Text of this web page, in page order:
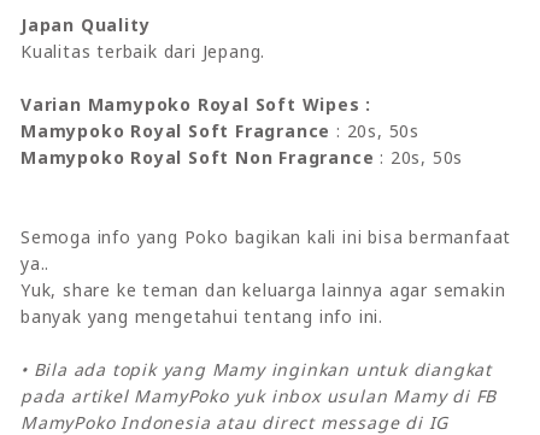
Japan Quality
Kualitas terbaik dari Jepang.
Varian Mamypoko Royal Soft Wipes :
Mamypoko Royal Soft Fragrance : 20s, 50s
Mamypoko Royal Soft Non Fragrance : 20s, 50s
Semoga info yang Poko bagikan kali ini bisa bermanfaat
ya..
Yuk, share ke teman dan keluarga lainnya agar semakin
banyak yang mengetahui tentang info ini.
• Bila ada topik yang Mamy inginkan untuk diangkat
pada artikel MamyPoko yuk inbox usulan Mamy di FB
MamyPoko Indonesia atau direct message di IG